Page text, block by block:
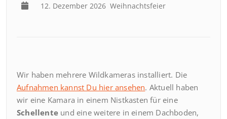
12. Dezember 2026 Weihnachtsfeier
Wir haben mehrere Wildkameras installiert. Die
Aufnahmen kannst Du hier ansehen. Aktuell haben
wir eine Kamara in einem Nistkasten für eine
Schellente und eine weitere in einem Dachboden,